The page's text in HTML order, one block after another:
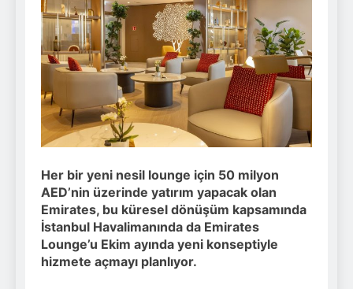
5 Ağustos 2026 - 13:41
Fenerbahçe’ye Özel
Koleksiyon
5 Ağustos 2026 - 13:18
Yapay Zekâ Sosyal
Bilimcilere Yeni Kariyer
Kapıları Açıyor
5 Ağustos 2026 - 12:26
Her bir yeni nesil lounge için 50 milyon
AED’nin üzerinde yatırım yapacak olan
Emirates, bu küresel dönüşüm kapsamında
İstanbul Havalimanında da Emirates
Lounge’u Ekim ayında yeni konseptiyle
hizmete açmayı planlıyor.